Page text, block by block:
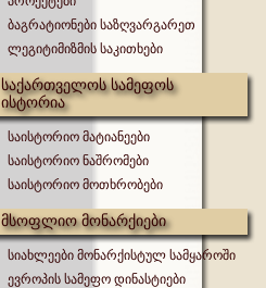
ბაგრატიონები საზღვარგარეთ
ლეგიტიმიზმის საკითხები
საქართველოს სამეფოს
ისტორია
საისტორიო მატიანეები
საისტორიო ნაშრომები
საისტორიო მოთხრობები
მსოფლიო მონარქიები
სიახლეები მონარქისტულ სამყაროში
ევროპის სამეფო დინასტიები